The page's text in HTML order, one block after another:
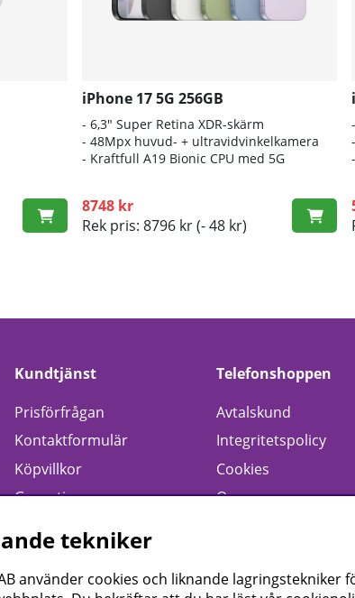
iPhone 17 5G 256GB
- 6,3" Super Retina XDR-skärm
- 48Mpx huvud- + ultravidvinkelkamera
- Kraftfull A19 Bionic CPU med 5G
8748 kr
Rek pris: 8796 kr(- 48 kr)
Kundtjänst
Prisförfrågan
Kontaktformulär
Köpvillkor
Garanti
Telefonshoppen
Avtalskund
Integritetspolicy
Cookies
Om oss
tekniker
använder cookies och liknande